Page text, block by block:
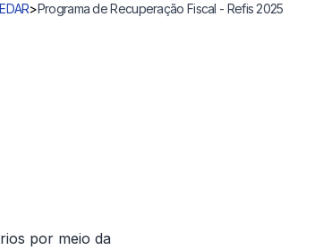
>Programa de Recuperação Fiscal - Refis 2025Refis
por meio da